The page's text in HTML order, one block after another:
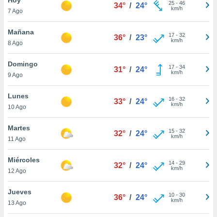
y
en
más
de
7 Ago
34° / 24° 25- 46
km/h
Mañana
8 Ago
36° / 23° 17- 32
km/h
Domingo
9 Ago
31° / 24° 17- 34
km/h
Lunes
10 Ago
33° / 24° 16- 32
km/h
Martes
11 Ago
32° / 24° 15- 32
km/h
Miércoles
12 Ago
32° / 24° 14- 29
km/h
Jueves
13 Ago
36° / 24° 10- 30
km/h